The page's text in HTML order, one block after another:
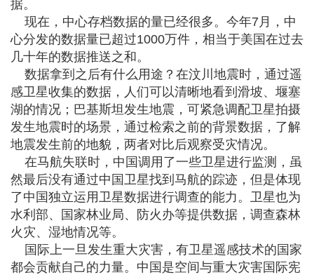
据。
现在，中心存档数据的量已经很多。今年7月，中
心分发的数据量已超过1000万件，相当于美国在过去
几十年的数据推送之和。
数据拿到之后有什么用途？在汶川地震时，通过遥
感卫星收集的数据，人们可以清晰地看到滑坡、堰塞
湖的情况；巴基斯坦发生地震，可紧急调配卫星拍摄
发生地震时的场景，通过检索之前的背景数据，了解
地震发生前的地貌，两者对比后观察受灾情况。
在马航失联时，中国调用了一些卫星进行监测，虽
然最后没有通过中国卫星找到马航的踪迹，但是体现
了中国独立运用卫星数据进行调查的能力。卫星也为
水利部、国家林业局、防火办等提供数据，调查森林
火灾、湿地情况等。
国际上一旦发生重大灾害，有卫星遥感技术的国家
都会贡献自己的力量。中国是空间与重大灾害国际宪